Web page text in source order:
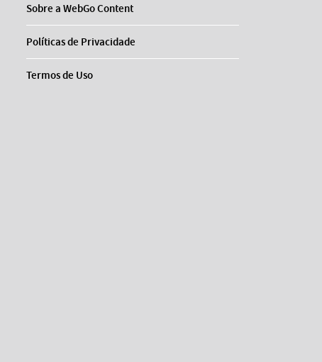
Sobre a WebGo Content
Políticas de Privacidade
Termos de Uso